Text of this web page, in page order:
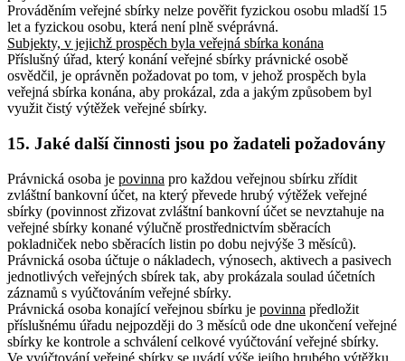
Prováděním veřejné sbírky nelze pověřit fyzickou osobu mladší 15
let a fyzickou osobu, která není plně svéprávná.
Subjekty, v jejichž prospěch byla veřejná sbírka konána
Příslušný úřad, který konání veřejné sbírky právnické osobě
osvědčil, je oprávněn požadovat po tom, v jehož prospěch byla
veřejná sbírka konána, aby prokázal, zda a jakým způsobem byl
využit čistý výtěžek veřejné sbírky.
15. Jaké další činnosti jsou po žadateli požadovány
Právnická osoba je povinna pro každou veřejnou sbírku zřídit
zvláštní bankovní účet, na který převede hrubý výtěžek veřejné
sbírky (povinnost zřizovat zvláštní bankovní účet se nevztahuje na
veřejné sbírky konané výlučně prostřednictvím sběracích
pokladniček nebo sběracích listin po dobu nejvýše 3 měsíců).
Právnická osoba účtuje o nákladech, výnosech, aktivech a pasivech
jednotlivých veřejných sbírek tak, aby prokázala soulad účetních
záznamů s vyúčtováním veřejné sbírky.
Právnická osoba konající veřejnou sbírku je povinna předložit
příslušnému úřadu nejpozději do 3 měsíců ode dne ukončení veřejné
sbírky ke kontrole a schválení celkové vyúčtování veřejné sbírky.
Ve vyúčtování veřejné sbírky se uvádí výše jejího hrubého výtěžku,